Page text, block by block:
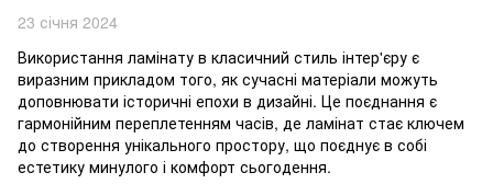
23 січня 2024
Використання ламінату в класичний стиль інтер'єру є
виразним прикладом того, як сучасні матеріали можуть
доповнювати історичні епохи в дизайні. Це поєднання є
гармонійним переплетенням часів, де ламінат стає ключем
до створення унікального простору, що поєднує в собі
естетику минулого і комфорт сьогодення.